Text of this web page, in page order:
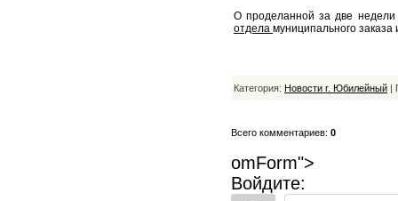
О проделанной за две
отдела муниципального
Категория: Новости г. Юбилейный |
Всего комментариев: 0
omForm">
Войдите: